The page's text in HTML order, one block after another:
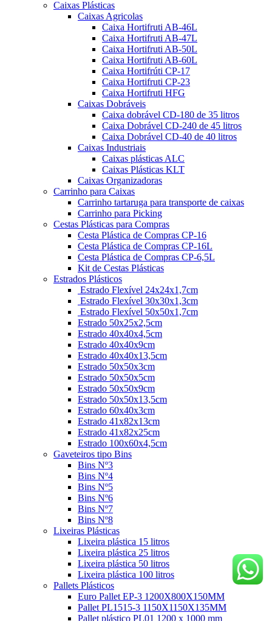
Caixas Plásticas
Caixas Agricolas
Caixa Hortifruti AB-46L
Caixa Hortifruti AB-47L
Caixa Hortifruti AB-50L
Caixa Hortifruti AB-60L
Caixa Hortifrúti CP-17
Caixa Hortifruti CP-23
Caixa Hortifruti HFG
Caixas Dobráveis
Caixa dobrável CD-180 de 35 litros
Caixa Dobrável CD-240 de 45 litros
Caixa Dobrável CD-40 de 40 litros
Caixas Industriais
Caixas plásticas ALC
Caixas Plásticas KLT
Caixas Organizadoras
Carrinho para Caixas
Carrinho tartaruga para transporte de caixas
Carrinho para Picking
Cestas Plásticas para Compras
Cesta Plástica de Compras CP-16
Cesta Plástica de Compras CP-16L
Cesta Plástica de Compras CP-6,5L
Kit de Cestas Plásticas
Estrados Plásticos
Estrado Flexível 24x24x1,7cm
Estrado Flexível 30x30x1,3cm
Estrado Flexível 50x50x1,7cm
Estrado 50x25x2,5cm
Estrado 40x40x4,5cm
Estrado 40x40x9cm
Estrado 40x40x13,5cm
Estrado 50x50x3cm
Estrado 50x50x5cm
Estrado 50x50x9cm
Estrado 50x50x13,5cm
Estrado 60x40x3cm
Estrado 41x82x13cm
Estrado 41x82x25cm
Estrado 100x60x4,5cm
Gaveteiros tipo Bins
Bins Nº3
Bins Nº4
Bins Nº5
Bins Nº6
Bins Nº7
Bins Nº8
Lixeiras Plásticas
Lixeira plástica 15 litros
Lixeira plástica 25 litros
Lixeira plástica 50 litros
Lixeira plástica 100 litros
Pallets Plásticos
Euro Pallet EP-3 1200X800X150MM
Pallet PL1515-3 1150X1150X135MM
Pallet plástico PL01 1200 x 1000 mm